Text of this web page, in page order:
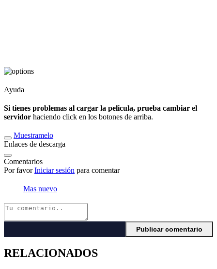
Ayuda
Si tienes problemas al cargar la pelicula, prueba cambiar el
servidor haciendo click en los botones de arriba.
Muestramelo
Enlaces de descarga
Comentarios
Por favorIniciar sesión para comentar
Mas nuevo
RELACIONADOS